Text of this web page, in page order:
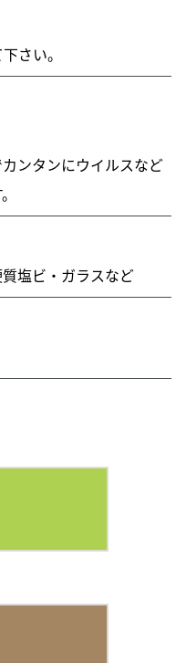
さい。
ンタンにウイルスなど
塩ビ・ガラスなど